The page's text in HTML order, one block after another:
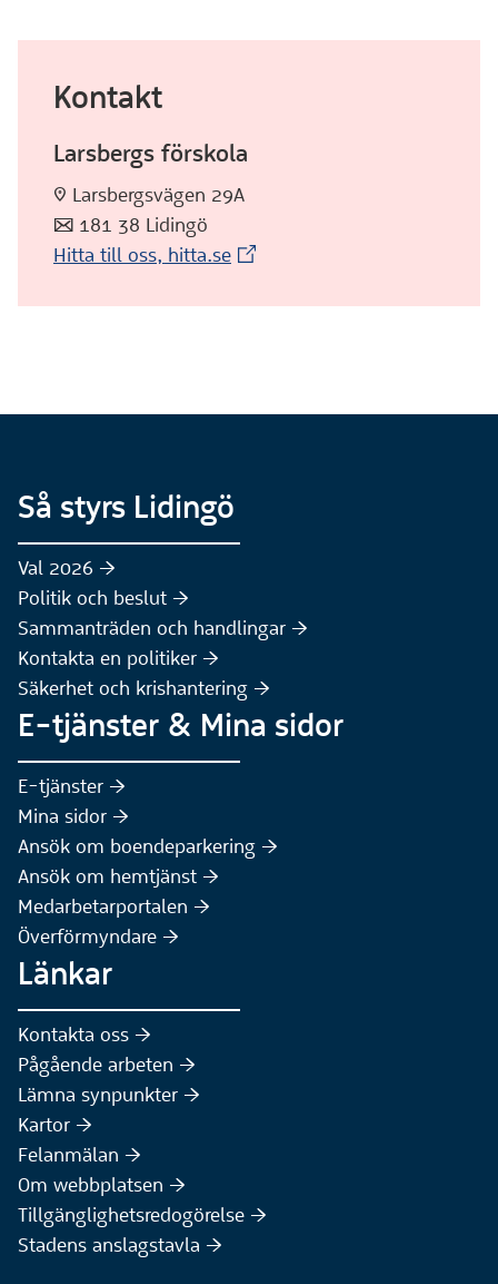
Kontakt
Larsbergs förskola
:pin: Larsbergsvägen 29A
:post: 181 38 Lidingö
Hitta till oss, hitta.se(Extern webbplats)
Så styrs Lidingö
Val 2026 :höger:
Politik och beslut :höger:
Sammanträden och handlingar :höger:
Kontakta en politiker :höger:
Säkerhet och krishantering :höger:
E-tjänster & Mina sidor
E-tjänster :höger:
Mina sidor :höger:
Ansök om boendeparkering :höger:
Ansök om hemtjänst :höger:
Medarbetarportalen :höger:
Överförmyndare :höger:
Länkar
Kontakta oss :höger:
Pågående arbeten :höger:
Lämna synpunkter :höger:
Kartor :höger:
Felanmälan :höger:
Om webbplatsen :höger:
Tillgänglighetsredogörelse :höger:
Stadens anslagstavla :höger: